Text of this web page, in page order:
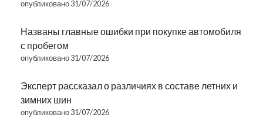
опубликовано 31/07/2026
Названы главные ошибки при покупке автомобиля
с пробегом
опубликовано 31/07/2026
Эксперт рассказал о различиях в составе летних и
зимних шин
опубликовано 31/07/2026